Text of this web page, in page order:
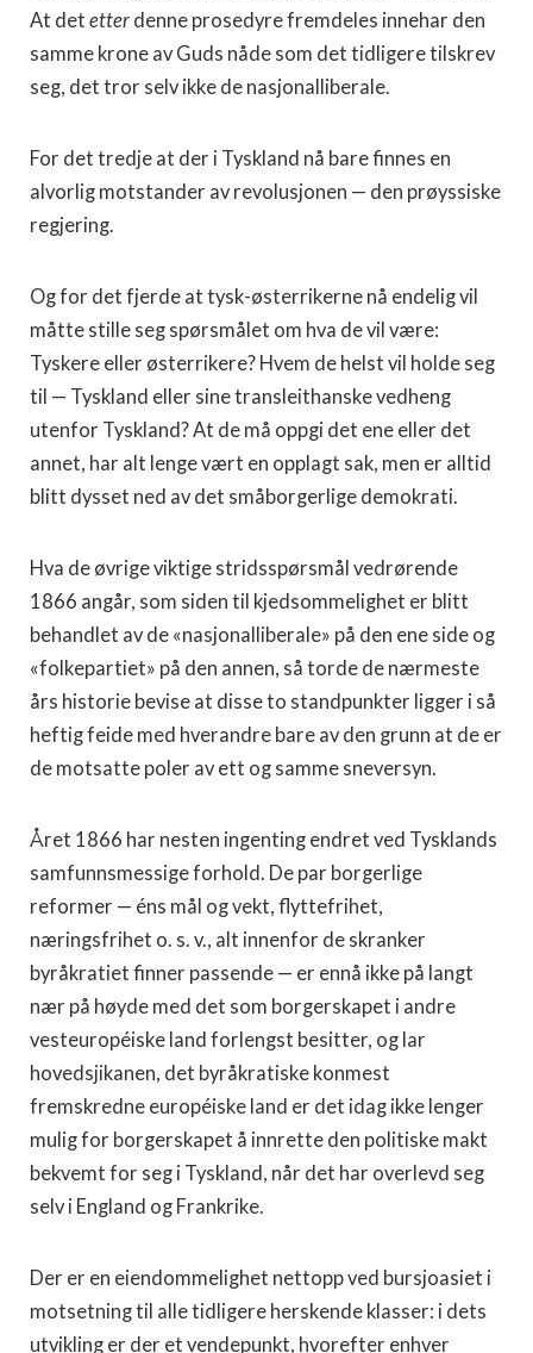
At det etter denne prosedyre fremdeles innehar den
samme krone av Guds nåde som det tidligere tilskrev
seg, det tror selv ikke de nasjonalliberale.
For det tredje at der i Tyskland nå bare finnes en
alvorlig motstander av revolusjonen — den prøyssiske
regjering.
Og for det fjerde at tysk-østerrikerne nå endelig vil
måtte stille seg spørsmålet om hva de vil være:
Tyskere eller østerrikere? Hvem de helst vil holde seg
til — Tyskland eller sine transleithanske vedheng
utenfor Tyskland? At de må oppgi det ene eller det
annet, har alt lenge vært en opplagt sak, men er alltid
blitt dysset ned av det småborgerlige demokrati.
Hva de øvrige viktige stridsspørsmål vedrørende
1866 angår, som siden til kjedsommelighet er blitt
behandlet av de «nasjonalliberale» på den ene side og
«folkepartiet» på den annen, så torde de nærmeste
års historie bevise at disse to standpunkter ligger i så
heftig feide med hverandre bare av den grunn at de er
de motsatte poler av ett og samme sneversyn.
Året 1866 har nesten ingenting endret ved Tysklands
samfunnsmessige forhold. De par borgerlige
reformer — éns mål og vekt, flyttefrihet,
næringsfrihet o. s. v., alt innenfor de skranker
byråkratiet finner passende — er ennå ikke på langt
nær på høyde med det som borgerskapet i andre
vesteuropéiske land forlengst besitter, og lar
hovedsjikanen, det byråkratiske konmest
fremskredne européiske land er det idag ikke lenger
mulig for borgerskapet å innrette den politiske makt
bekvemt for seg i Tyskland, når det har overlevd seg
selv i England og Frankrike.
Der er en eiendommelighet nettopp ved bursjoasiet i
motsetning til alle tidligere herskende klasser: i dets
utvikling er der et vendepunkt, hvorefter enhver